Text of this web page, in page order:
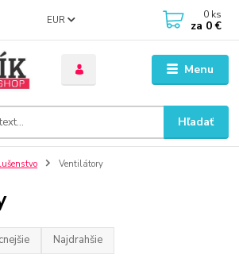
Menu
EUR
Hľadať
0 ks
za 0 €
Ventilátory
Najdrahšie